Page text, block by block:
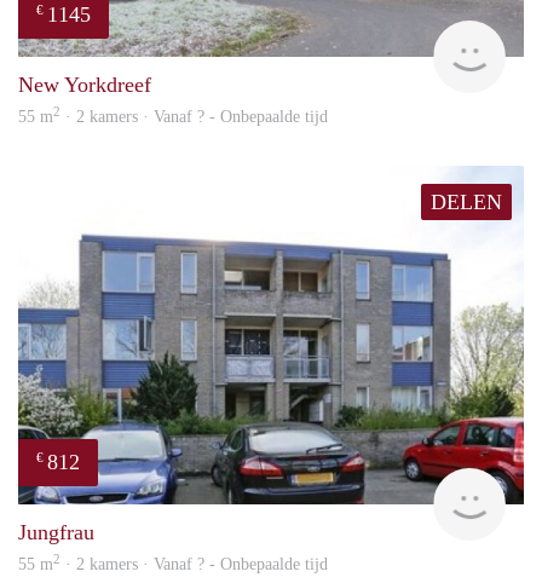
€ 1145
New Yorkdreef
55 m2 · 2 kamers · Vanaf ? - Onbepaalde tijd
DELEN
€ 812
Jungfrau
55 m2 · 2 kamers · Vanaf ? - Onbepaalde tijd